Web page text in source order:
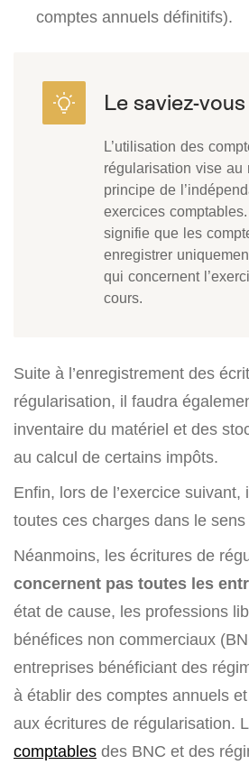
comptes annuels définitifs).
L’utilisation des
régularisation vise au
principe de
exercices
signifie que les
enregistrer
qui concernent
cours.
Suite à l’enregistrement des
régularisation, il faudra
inventaire du matériel et des
au calcul de certains impôts.
Enfin, lors de l’exercice
toutes ces charges dans le
Néanmoins, les écritures de
concernent pas toutes les
état de cause, les professions
bénéfices non commerciaux
entreprises bénéficiant des
à établir des comptes annuels
aux écritures de régularisation.
comptables des BNC et des